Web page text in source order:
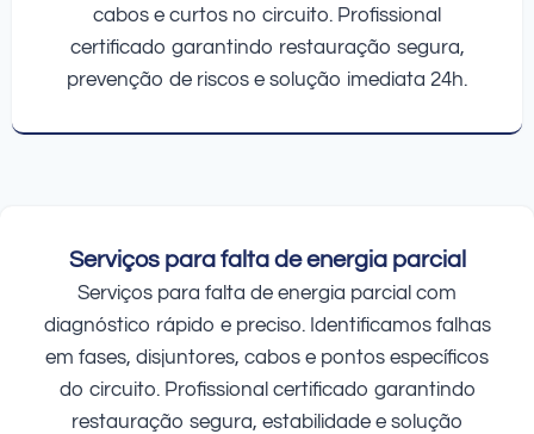
cabos e curtos no circuito. Profissional
certificado garantindo restauração segura,
prevenção de riscos e solução imediata 24h.
Serviços para falta de energia parcial
Serviços para falta de energia parcial com
diagnóstico rápido e preciso. Identificamos falhas
em fases, disjuntores, cabos e pontos específicos
do circuito. Profissional certificado garantindo
restauração segura, estabilidade e solução